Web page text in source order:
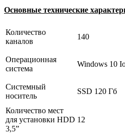
Основные технические
Количество
каналов
140
Операционная
система
Windows 10
Системный
носитель
SSD 120 Гб
Количество мест
для установки HDD
3,5”
12